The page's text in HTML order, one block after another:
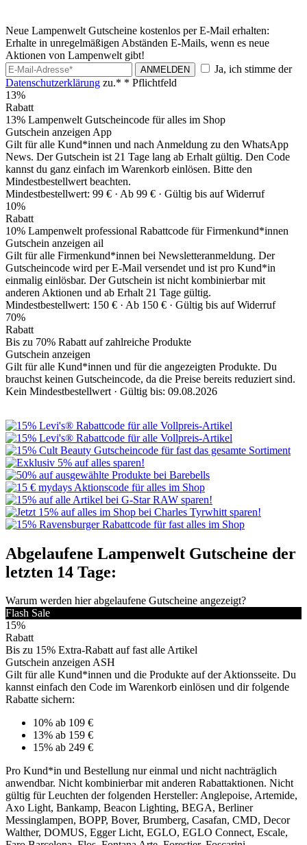
Neue Lampenwelt Gutscheine kostenlos per E-Mail erhalten:
Erhalte in unregelmäßigen Abständen E-Mails, wenn es neue
Aktionen von Lampenwelt gibt!
ANMELDEN
Ja, ich stimme der
Datenschutzerklärung zu.* * Pflichtfeld
13%
Rabatt
13% Lampenwelt Gutscheincode für alles im Shop
Gutschein anzeigen App
Gilt für alle Kund*innen und nach Anmeldung zu den WhatsApp
News. Der Gutschein ist 21 Tage lang ab Erhalt gültig. Den Code
kannst du ganz einfach im Warenkorb einlösen. Bitte den
Mindestbestellwert beachten.
Mindestbestellwert: 99 € · Ab 99 € · Gültig bis auf Widerruf
10%
Rabatt
10% Lampenwelt professional Rabattcode für Firmenkund*innen
Gutschein anzeigen ail
Gilt für alle Firmenkund*innen bei Newsletteranmeldung. Der
Gutscheincode wird per E-Mail versendet und ist pro Kund*in
einmalig einlösbar. Der Gutschein ist nicht kombinierbar mit
anderen Aktionen und ab Erhalt 21 Tage gültig.
Mindestbestellwert: 150 € · Ab 150 € · Gültig bis auf Widerruf
70%
Rabatt
Bis zu 70% Rabatt auf zahlreiche Produkte
Gutschein anzeigen
Gilt für alle Kund*innen und für die angezeigten Produkte. Du
brauchst keinen Gutscheincode, da die Preise bereits reduziert sind.
Kein Mindestbestellwert · Gültig bis: 09.08.2026
Abgelaufene Lampenwelt Gutscheine der
letzten 14 Tage:
Warum werden hier abgelaufene Gutscheine angezeigt?
Flash Sale
15%
Rabatt
Bis zu 15% Extra-Rabatt auf fast alle Artikel
Gutschein anzeigenASH
Gilt für alle Kund*innen und die Produkte auf der Aktionsseite. Du
kannst einfach den Code im Warenkorb einlösen und dir folgende
Rabatte sichern:
10% ab 109 €
13% ab 159 €
15% ab 249 €
Pro Kund*in und Bestellung nur einmal und nicht nachträglich
anwendbar. Nicht kombinierbar mit anderen Rabattaktionen. Nicht
gültig für Leuchten der folgenden Hersteller: Anglepoise, Artemide,
Axo Light, Bankamp, Beacon Lighting, BEGA, Berliner
Messinglampen, BOPP, Bover, Brumberg, Casafan, CMD, Decor
Walther, DOMUS, Egger Licht, EGLO, EGLO Connect, Escale,